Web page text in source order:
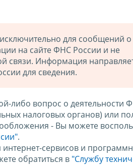
для сообщений о
на сайте ФНС России и не
связи. Информация
для сведения.
либо вопрос о деятельности
налоговых органов) или
- Вы можете
.
сервисов и
обратиться в "Службу